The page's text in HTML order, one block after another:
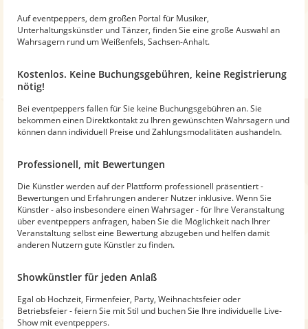
Auf eventpeppers, dem großen Portal für Musiker,
Unterhaltungskünstler und Tänzer, finden Sie eine große Auswahl an
Wahrsagern rund um Weißenfels, Sachsen-Anhalt.
Kostenlos. Keine Buchungsgebühren, keine Registrierung
nötig!
Bei eventpeppers fallen für Sie keine Buchungsgebühren an. Sie
bekommen einen Direktkontakt zu Ihren gewünschten Wahrsagern und
können dann individuell Preise und Zahlungsmodalitäten aushandeln.
Professionell, mit Bewertungen
Die Künstler werden auf der Plattform professionell präsentiert -
Bewertungen und Erfahrungen anderer Nutzer inklusive. Wenn Sie
Künstler - also insbesondere einen Wahrsager - für Ihre Veranstaltung
über eventpeppers anfragen, haben Sie die Möglichkeit nach Ihrer
Veranstaltung selbst eine Bewertung abzugeben und helfen damit
anderen Nutzern gute Künstler zu finden.
Showkünstler für jeden Anlaß
Egal ob Hochzeit, Firmenfeier, Party, Weihnachtsfeier oder
Betriebsfeier - feiern Sie mit Stil und buchen Sie Ihre individuelle Live-
Show mit eventpeppers.